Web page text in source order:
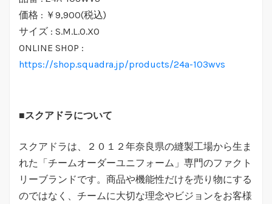
価格 : ￥9,900(税込)
サイズ : S.M.L.O.XO
ONLINE SHOP :
https://shop.squadra.jp/products/24a-103wvs
■スクアドラについて
スクアドラは、２０１２年奈良県の縫製工場から生ま
れた「チームオーダーユニフォーム」専門のファクト
リーブランドです。商品や機能性だけを売り物にする
のではなく、チームに大切な理念やビジョンをお客様